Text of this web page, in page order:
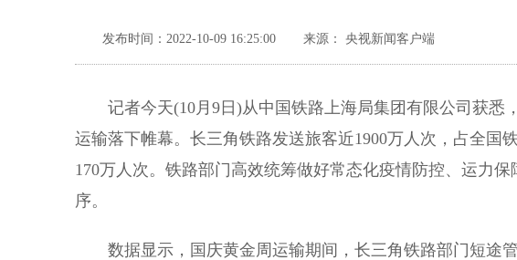
发布时间：2022-10-09 16:25:00 来源： 央视新闻客户端
记者今天(10月9日)从中国铁路上海局集团有限公司获悉
运输落下帷幕。长三角铁路发送旅客近1900万人次，占全国
170万人次。铁路部门高效统筹做好常态化疫情防控、运力
序。
数据显示，国庆黄金周运输期间，长三角铁路部门短途管